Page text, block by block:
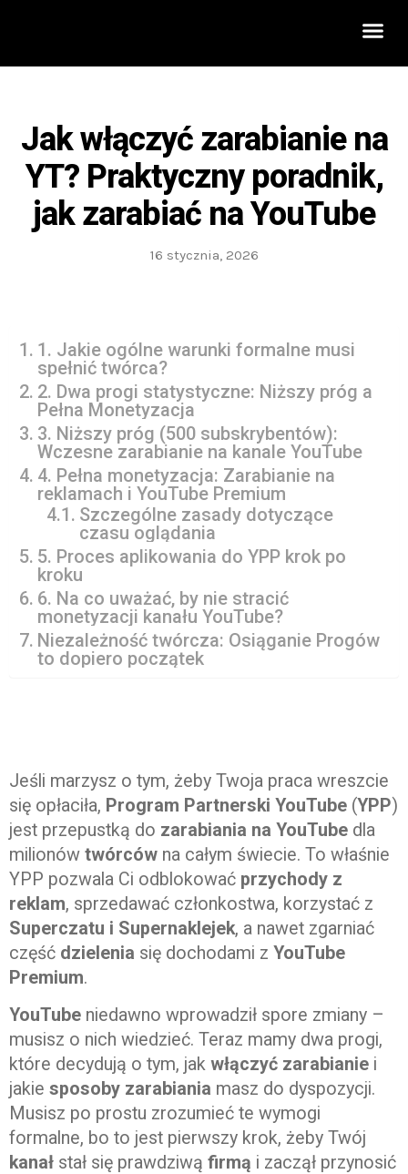
Jak włączyć zarabianie na
YT? Praktyczny poradnik,
jak zarabiać na YouTube
16 stycznia, 2026
1. Jakie ogólne warunki formalne musi
spełnić twórca?
2. Dwa progi statystyczne: Niższy próg a
Pełna Monetyzacja
3. Niższy próg (500 subskrybentów):
Wczesne zarabianie na kanale YouTube
4. Pełna monetyzacja: Zarabianie na
reklamach i YouTube Premium
Szczególne zasady dotyczące
czasu oglądania
5. Proces aplikowania do YPP krok po
kroku
6. Na co uważać, by nie stracić
monetyzacji kanału YouTube?
Niezależność twórcza: Osiąganie Progów
to dopiero początek
Jeśli marzysz o tym, żeby Twoja praca wreszcie
się opłaciła, Program Partnerski YouTube (YPP)
jest przepustką do zarabiania na YouTube dla
milionów twórców na całym świecie. To właśnie
YPP pozwala Ci odblokować przychody z
reklam, sprzedawać członkostwa, korzystać z
Superczatu i Supernaklejek, a nawet zgarniać
część dzielenia się dochodami z YouTube
Premium.
YouTube niedawno wprowadził spore zmiany –
musisz o nich wiedzieć. Teraz mamy dwa progi,
które decydują o tym, jak włączyć zarabianie i
jakie sposoby zarabiania masz do dyspozycji.
Musisz po prostu zrozumieć te wymogi
formalne, bo to jest pierwszy krok, żeby Twój
kanał stał się prawdziwą firmą i zaczął przynosić